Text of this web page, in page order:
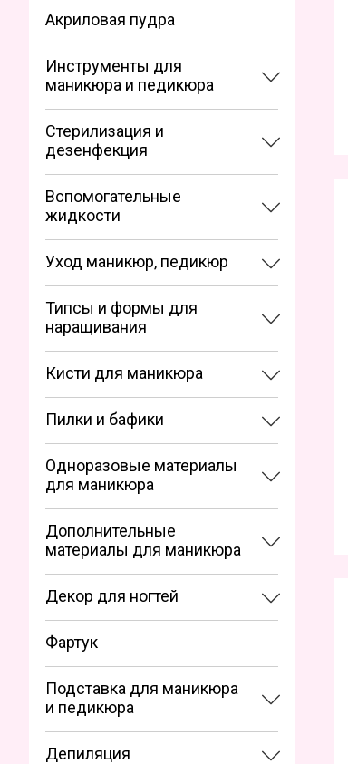
Акриловая пудра
Инструменты для
маникюра и педикюра
Стерилизация и
дезенфекция
Вспомогательные
жидкости
Уход маникюр, педикюр
Типсы и формы для
наращивания
Кисти для маникюра
Пилки и бафики
Одноразовые материалы
для маникюра
Дополнительные
материалы для маникюра
Декор для ногтей
Фартук
Подставка для маникюра
и педикюра
Депиляция